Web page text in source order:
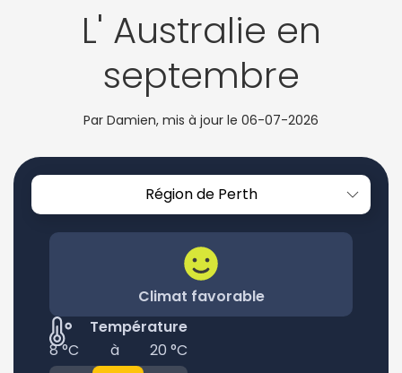
L' Australie en
septembre
Par Damien, mis à jour le 06-07-2026
Région de Perth
Climat favorable
Température
8 °C
à 20 °C